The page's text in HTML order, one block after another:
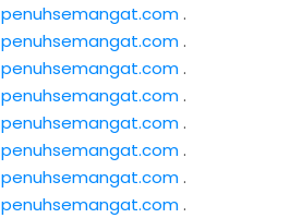
penuhsemangat.com.
penuhsemangat.com.
penuhsemangat.com.
penuhsemangat.com.
penuhsemangat.com.
penuhsemangat.com.
penuhsemangat.com.
penuhsemangat.com.